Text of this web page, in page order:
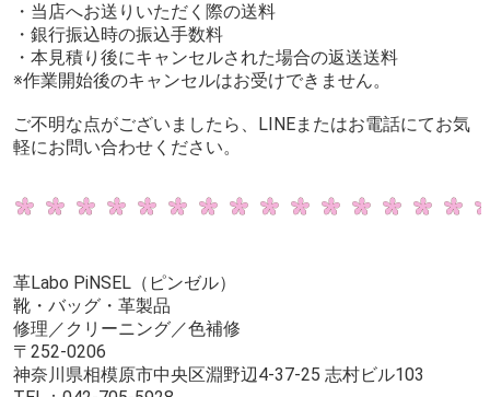
・当店へお送りいただく際の送料
・銀行振込時の振込手数料
・本見積り後にキャンセルされた場合の返送送料
※作業開始後のキャンセルはお受けできません。
ご不明な点がございましたら、LINEまたはお電話にてお気
軽にお問い合わせください。
革Labo PiNSEL（ピンゼル）
靴・バッグ・革製品
修理／クリーニング／色補修
〒252-0206
神奈川県相模原市中央区淵野辺4-37-25 志村ビル103